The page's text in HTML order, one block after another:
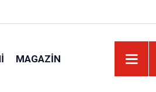
MAGAZIN